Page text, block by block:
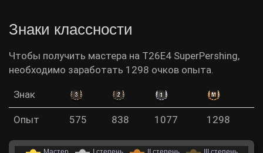
Знаки классности
Чтобы получить мастера на T26E4 SuperPershing,
необходимо заработать 1298 очков опыта.
Знак
Опыт 575 838 1077 1298